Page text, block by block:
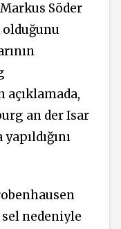
Söder
açıklamada,
an der Isar
nedeniyle